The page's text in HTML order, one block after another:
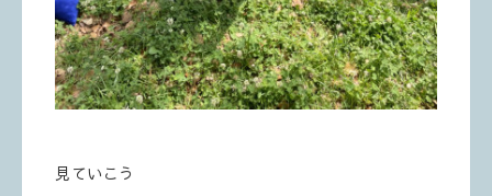
見ていこう